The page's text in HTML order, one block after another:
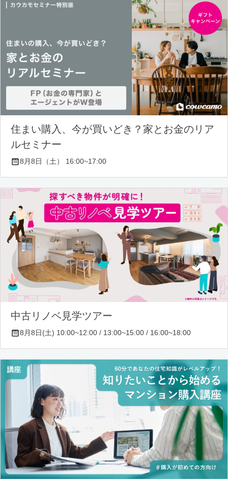
住まい購入、今が買いどき？家とお金のリア
ルセミナー
8月8日（土） 16:00~17:00
中古リノベ見学ツアー
8月8日(土) 10:00~12:00 / 13:00~15:00 / 16:00~18:00